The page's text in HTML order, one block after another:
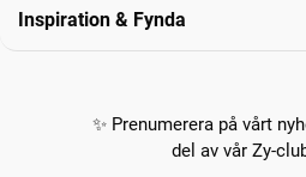
Inspiration & Fynda
✨ Prenumerera på vårt
del av vår Zy-